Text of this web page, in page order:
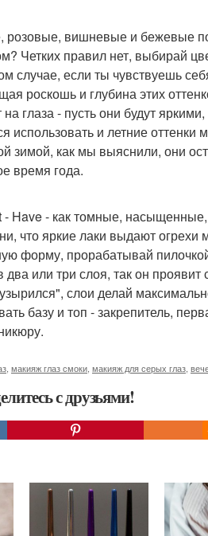
розовые, вишневые и бежевые
Четких правил нет, выбирай
случае, если ты чувствуешь
роскошь и глубина этих
на глаза - пусть они будут
использовать и летние
зимой, как мы выяснили, они
время года.
Have - как томные, насыщенные,
что яркие лаки выдают
форму, прорабатывай
два или три слоя, так он
слои делай
базу и топ - закрепитель,
макияж глаз смоки макияж для серых глаз
с друзьями!